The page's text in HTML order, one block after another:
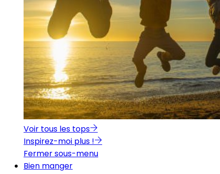
Voir tous les tops
Inspirez-moi plus !
Fermer sous-menu
Bien manger